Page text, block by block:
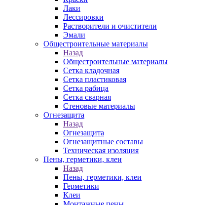
Лаки
Лессировки
Растворители и очистители
Эмали
Общестроительные материалы
Назад
Общестроительные материалы
Сетка кладочная
Сетка пластиковая
Сетка рабица
Сетка сварная
Стеновые материалы
Огнезащита
Назад
Огнезащита
Огнезащитные составы
Техническая изоляция
Пены, герметики, клеи
Назад
Пены, герметики, клеи
Герметики
Клеи